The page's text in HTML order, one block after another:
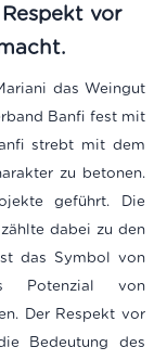
vor
das Weingut
Banfi fest mit
strebt mit dem
zu betonen.
geführt. Die
dabei zu den
das Symbol von
Potenzial von
Der Respekt vor
Bedeutung des